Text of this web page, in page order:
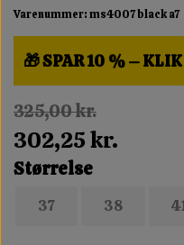
Varenummer: ms4007 black a7
🎁 SPAR 10 % –
325,00 kr.
302,25 kr.
Størrelse
37 38